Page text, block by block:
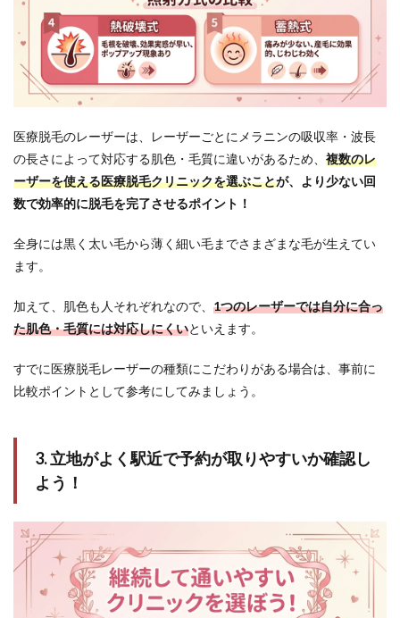
医療脱毛のレーザーは、レーザーごとにメラニンの吸収率・波長
の長さによって対応する肌色・毛質に違いがあるため、 複数のレ
ーザーを使える医療脱毛クリニックを選ぶことが、より少ない回
数で効率的に脱毛を完了させるポイント！
全身には黒く太い毛から薄く細い毛までさまざまな毛が生えてい
ます。
加えて、肌色も人それぞれなので、 1つのレーザーでは自分に合っ
た肌色・毛質には対応しにくいといえます。
すでに医療脱毛レーザーの種類にこだわりがある場合は、事前に
比較ポイントとして参考にしてみましょう。
3. 立地がよく駅近で予約が取りやすいか確認し
よう！